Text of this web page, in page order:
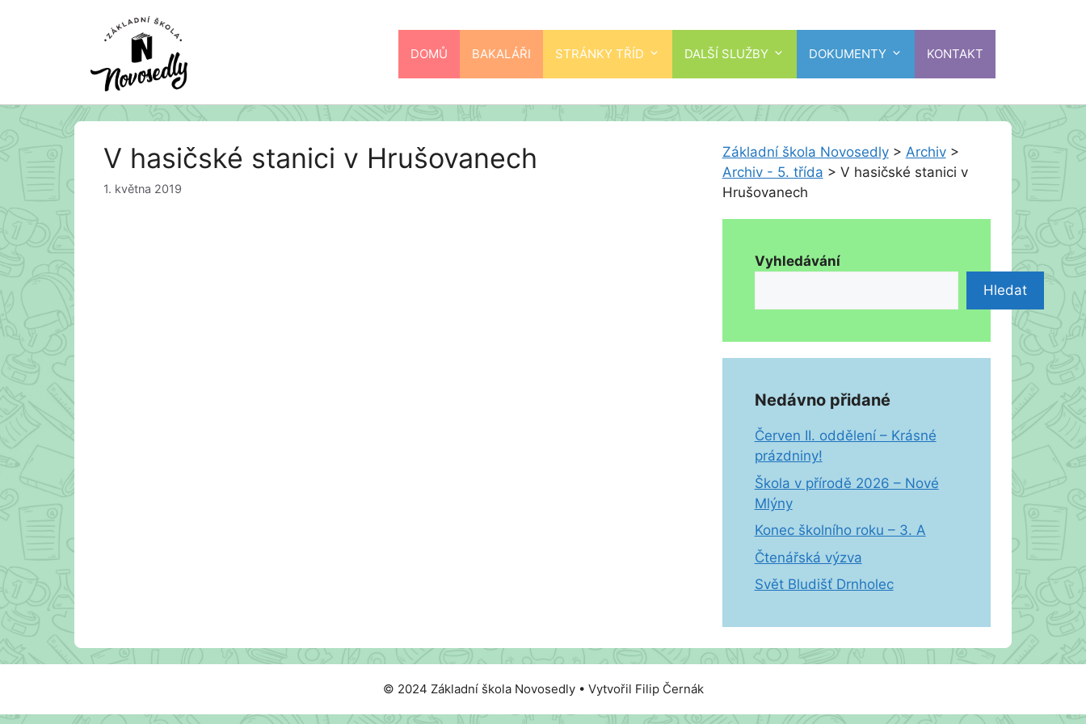
DOMŮ BAKALÁŘI STRÁNKY TŘÍD DALŠÍ SLUŽBY DOKUMENTY KONTAKT
V hasičské stanici v Hrušovanech
1. května 2019
Základní škola Novosedly> Archiv>
Archiv - 5. třída > V hasičské stanici v
Hrušovanech
Vyhledávání
Hledat
Nedávno přidané
Červen II. oddělení – Krásné
prázdniny!
Škola v přírodě 2026 – Nové
Mlýny
Konec školního roku – 3. A
Čtenářská výzva
Svět Bludišť Drnholec
© 2024 Základní škola Novosedly • Vytvořil Filip Černák